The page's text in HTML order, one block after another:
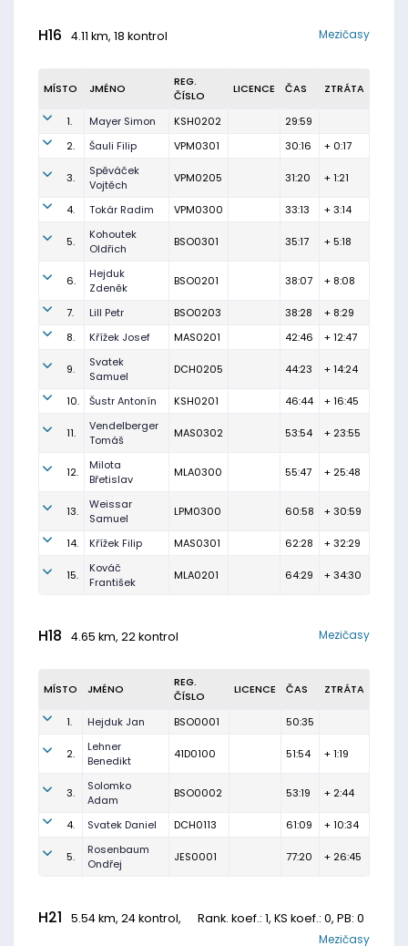
H16 4.11 km, 18 kontrol Mezičasy
MÍSTO JMÉNO
REG.
ČÍSLO
LICENCE ČAS ZTRÁTA
1. Mayer Simon KSH0202
29:59
2.
Šauli Filip VPM0301 30:16 + 0:17
3.
Spěváček
Vojtěch
VPM0205 31:20 + 1:21
4. Tokár Radim VPM0300 33:13 + 3:14
5.
Kohoutek
Oldřich
BSO0301 35:17 + 5:18
6.
Hejduk
Zdeněk
BSO0201 38:07 + 8:08
7. Lill Petr BSO0203 38:28
+ 8:29
8.
Křížek Josef MAS0201 42:46 + 12:47
9.
Svatek
Samuel
DCH0205 44:23 + 14:24
10. Šustr Antonín KSH0201 46:44 + 16:45
11.
Vendelberger
Tomáš
MAS0302 53:54 + 23:55
12.
Milota
Břetislav
MLA0300 55:47 + 25:48
13.
Weissar
Samuel
LPM0300 60:58 + 30:59
14. Křížek Filip MAS0301 62:28 + 32:29
15.
Kováč
František
MLA0201 64:29 + 34:30
H18 4.65 km, 22 kontrol Mezičasy
MÍSTO JMÉNO
REG.
ČÍSLO
LICENCE ČAS ZTRÁTA
1. Hejduk Jan BSO0001 50:35
2.
Lehner
Benedikt
41D0100 51:54 + 1:19
3.
Solomko
Adam
BSO0002 53:19 + 2:44
4. Svatek Daniel DCH0113 61:09 + 10:34
5.
Rosenbaum
Ondřej
JES0001 77:20 + 26:45
H21 5.54 km, 24 kontrol, Rank. koef.: 1, KS koef.: 0, PB: 0
Mezičasy